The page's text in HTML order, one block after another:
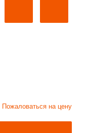
Пожаловаться на цену